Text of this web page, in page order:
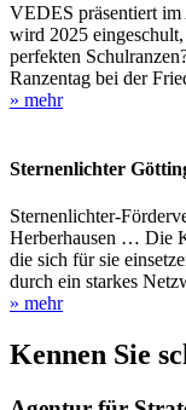
VEDES präsentiert
wird 2025
perfekten
Ranzentag bei der
» mehr
Sternenlichter
Sternenlichter-
Herberhausen … Die
die sich für sie
durch ein starkes
» mehr
Kennen Sie